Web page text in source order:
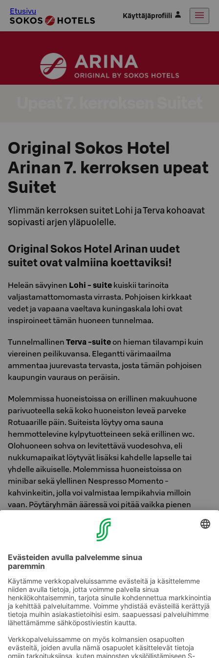
Etusivu Käyttäjäprofiili
Original Sokos Hotel
Arinan 7. kerroksen upeat
Suitet
Ylimmän kerroksen suitet Lohi ja Terva kohoavat
sopivasti arjen yläpuolelle.
Original Sokos Hotel Arinan uudet
suitet ovat valmiina koettaviksi!
Heleän sävyinen Lohi - suite kuiskii tarinoita
valjastamattomomasta virrasta. Pohjoisen kirkkaat
vedet ja vapaana vaeltava kuningaskala lohi ovat
inspiroineet tämän huoneen tunnelmaa.
Tunnelmallinen Terva -suiteon hieman tilavampi kuin
viereinen peilikuvansa. Elegantti värimaailma
ammentaa juurevasta tervasta, josta tämän pohjoisen
kaupungin vauraus on peräisin.
Molemmissa huoneistoissa on erillinen makuuhuone
parivuoteella sekä koko huoneiston leveä parveke
Rotuaarille päin. Suiteista löytyy oma sauna
hemmottelevine kylpytuotteineen sekä erillinen wc.
Olohuoneen sohva on levitettävä vuodesohva, eli
nukkumapaikat löytyvät lisäksi kahdelle lapselle tai
yhdelle aikuiselle. Molemmissa huoneistoissa on
minibar sekä ylellinen Nespresso Momento -
kahvinkeitin, jolla voi valmistaa lempikahvia milloin
vaan. Pöytäryhmän ääressä voi pitää vaikka pienen
palaverin. Suuri screen on varustettu chrome cast -
kunnioittaen, ja kierrätysarvo näkyy myös suiteissa.
Varmistaaksesi lempihuoneesi, varaathan suiten
suoraan hotellista 08 3123 255 tai sähköpostilla
sales.oulu@sokoshotels.fi